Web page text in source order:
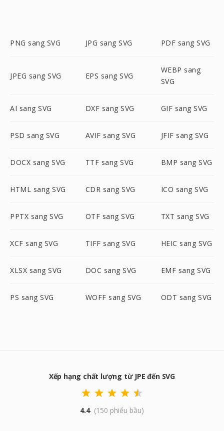
PNG sang SVG JPG sang SVG PDF sang SVG
JPEG sang SVG EPS sang SVG
WEBP sang
SVG
AI sang SVG DXF sang SVG GIF sang SVG
PSD sang SVG AVIF sang SVG JFIF sang SVG
DOCX sang SVG TTF sang SVG BMP sang SVG
HTML sang SVG CDR sang SVG ICO sang SVG
PPTX sang SVG OTF sang SVG TXT sang SVG
XCF sang SVG TIFF sang SVG HEIC sang SVG
XLSX sang SVG DOC sang SVG EMF sang SVG
PS sang SVG WOFF sang SVG ODT sang SVG
Xếp hạng chất lượng từ JPE đến SVG
4.4 (150 phiếu bầu)